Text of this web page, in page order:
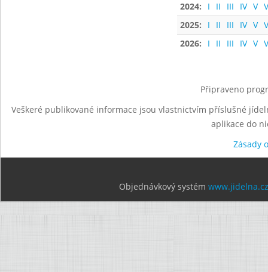
2024:
I II III IV V
2025:
I II III IV V
2026:
I II III IV V
Připraveno
Veškeré publikované informace jsou vlastnictvím příslušné
aplikace do
Zásady
Objednávkový systém www.jidelna.cz